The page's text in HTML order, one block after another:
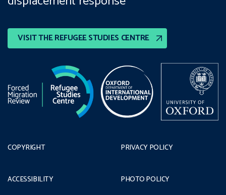
VISIT THE REFUGEE STUDIES CENTRE
COPYRIGHT
ACCESSIBILITY
PRIVACY POLICY
PHOTO POLICY